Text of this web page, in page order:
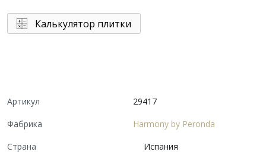
Калькулятор плитки
Артикул
29417
Фабрика
Harmony by Peronda
Страна
Испания